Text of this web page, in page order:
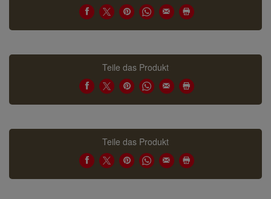
Teile das Produkt
Teile das Produkt